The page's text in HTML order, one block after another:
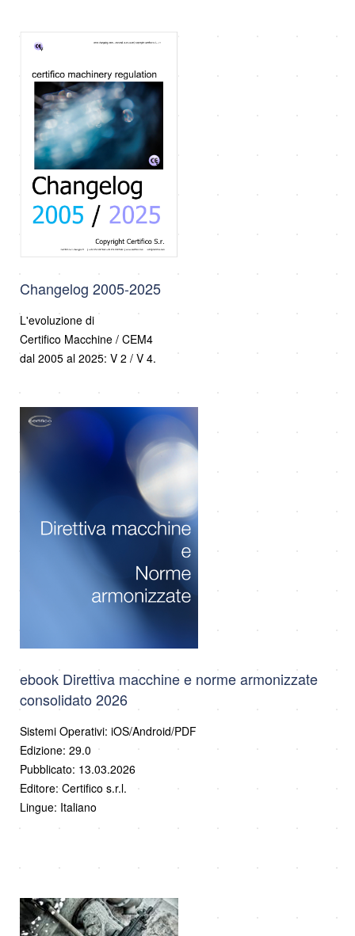
Changelog 2005-2025
L'evoluzione di
Certifico Macchine / CEM4
dal 2005 al 2025: V 2 / V 4.
ebook Direttiva macchine e norme armonizzate
consolidato 2026
Sistemi Operativi: iOS/Android/PDF
Edizione: 29.0
Pubblicato: 13.03.2026
Editore: Certifico s.r.l.
Lingue: Italiano